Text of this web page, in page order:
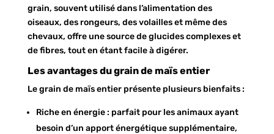
grain, souvent utilisé dans l’alimentation des
oiseaux, des rongeurs, des volailles et même des
chevaux, offre une source de glucides complexes et
de fibres, tout en étant facile à digérer.
Les avantages du grain de maïs entier
Le grain de maïs entier présente plusieurs bienfaits :
Riche en énergie : parfait pour les animaux ayant
besoin d’un apport énergétique supplémentaire,